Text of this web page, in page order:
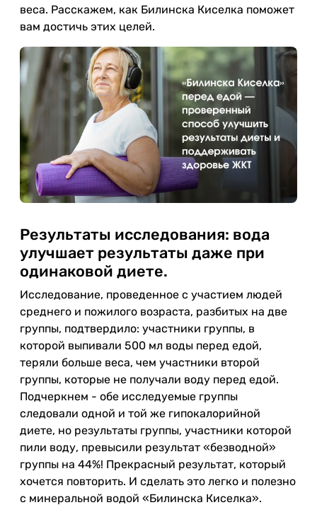
веса. Расскажем, как Билинска Киселка поможет
вам достичь этих целей.
Результаты исследования: вода
улучшает результаты даже при
одинаковой диете.
Исследование, проведенное с участием людей
среднего и пожилого возраста, разбитых на две
группы, подтвердило: участники группы, в
которой выпивали 500 мл воды перед едой,
теряли больше веса, чем участники второй
группы, которые не получали воду перед едой.
Подчеркнем - обе исследуемые группы
следовали одной и той же гипокалорийной
диете, но результаты группы, участники которой
пили воду, превысили результат «безводной»
группы на 44%! Прекрасный результат, который
хочется повторить. И сделать это легко и полезно
с минеральной водой «Билинска Киселка».